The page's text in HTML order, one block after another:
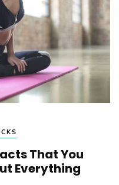
That You
Everything